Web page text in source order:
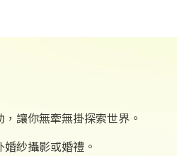
讓你無牽無掛探索世界。
紗攝影或婚禮。